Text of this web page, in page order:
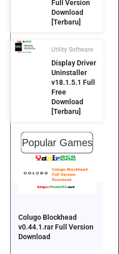
Full Version
Download
[Terbaru]
Utility Software
Display Driver
Uninstaller
v18.1.5.1 Full
Free
Download
[Terbaru]
Popular Games
Colugo Blockhead
v0.44.1.rar Full Version
Download